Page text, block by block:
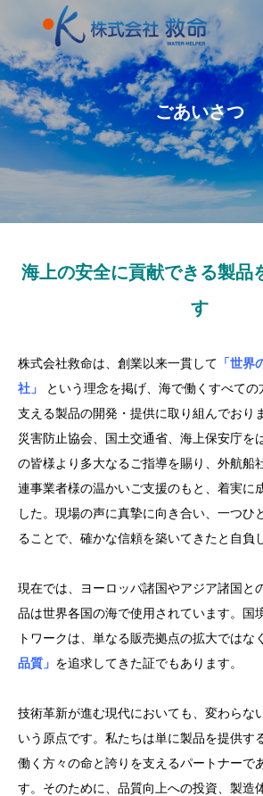
ごあいさつ
海上の安全に貢献できる製品
す
株式会社救命は、創業以来一貫して 「世
社」
という理念を掲げ、海で働くすべて
支える製品の開発・提供に取り組んでおり
災害防止協会、国土交通省、海上保安庁を
の皆様より多大なるご指導を賜り、外航船
連事業者様の温かいご支援のもと、着実に
した。現場の声に真摯に向き合い、一つひ
ることで、確かな信頼を築いてきたと自負
現在では、ヨーロッパ諸国やアジア諸国と
品は世界各国の海で使用されています。国
トワークは、単なる販売拠点の拡大ではな
品質」 を追求してきた証でもあります。
技術革新が進む現代においても、変わらな
いう原点です。私たちは単に製品を提供す
働く方々の命と誇りを支えるパートナーで
す。そのために、品質向上への投資、製造